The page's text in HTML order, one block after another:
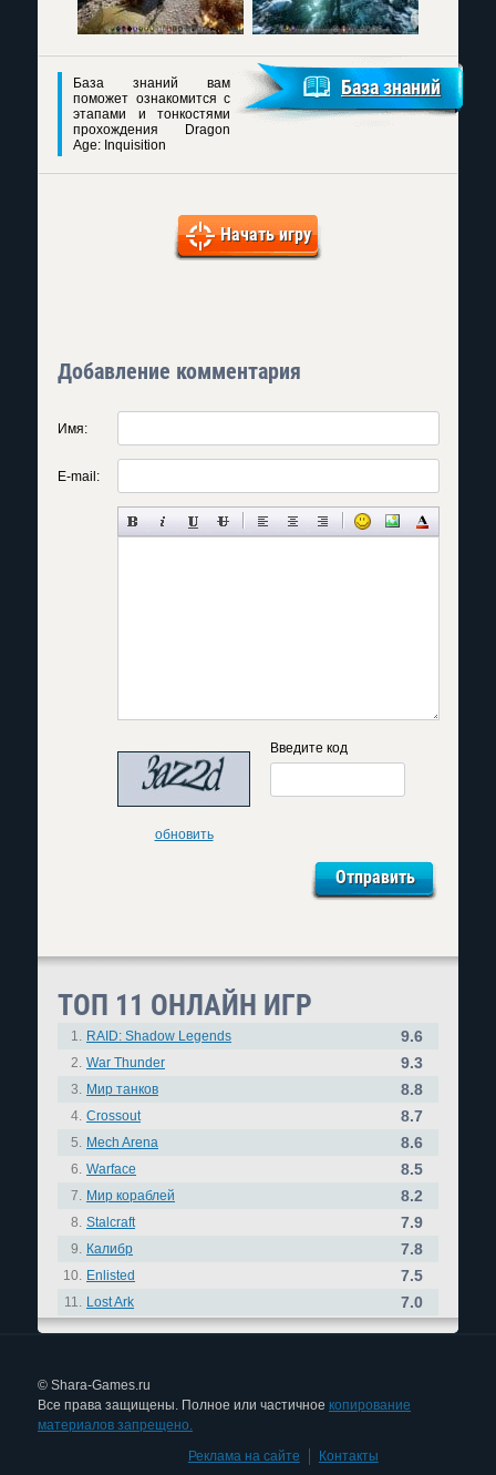
База знаний вам
поможет ознакомится с
этапами и тонкостями
прохождения Dragon
Age: Inquisition
База знаний
Начать игру
Добавление комментария
Имя:
E-mail:
обновить
Введите код
ТОП 11 ОНЛАЙН ИГР
1. RAID: Shadow Legends 9.6
2. War Thunder 9.3
3. Мир танков 8.8
4. Crossout 8.7
5. Mech Arena 8.6
6. Warface 8.5
7. Мир кораблей 8.2
8. Stalcraft 7.9
9. Калибр 7.8
10. Enlisted 7.5
11. Lost Ark 7.0
© Shara-Games.ru
Все права защищены. Полное или частичное копирование
материалов запрещено.
Реклама на сайте
Контакты